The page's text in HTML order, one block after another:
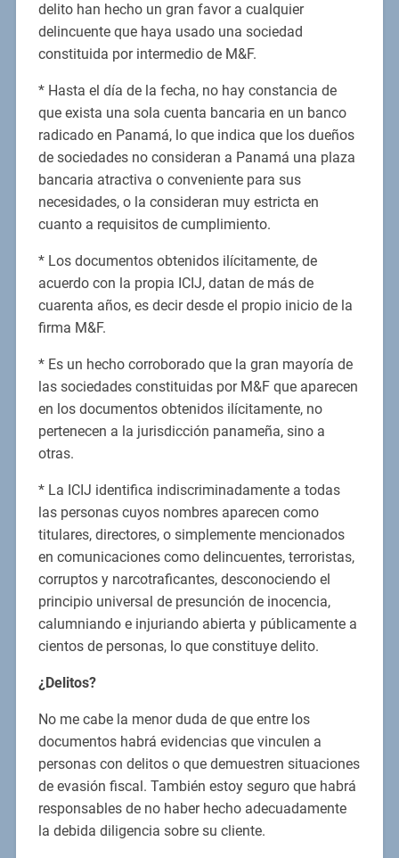
delito han hecho un gran favor a cualquier
delincuente que haya usado una sociedad
constituida por intermedio de M&F.
* Hasta el día de la fecha, no hay constancia de
que exista una sola cuenta bancaria en un banco
radicado en Panamá, lo que indica que los dueños
de sociedades no consideran a Panamá una plaza
bancaria atractiva o conveniente para sus
necesidades, o la consideran muy estricta en
cuanto a requisitos de cumplimiento.
* Los documentos obtenidos ilícitamente, de
acuerdo con la propia ICIJ, datan de más de
cuarenta años, es decir desde el propio inicio de la
firma M&F.
* Es un hecho corroborado que la gran mayoría de
las sociedades constituidas por M&F que aparecen
en los documentos obtenidos ilícitamente, no
pertenecen a la jurisdicción panameña, sino a
otras.
* La ICIJ identifica indiscriminadamente a todas
las personas cuyos nombres aparecen como
titulares, directores, o simplemente mencionados
en comunicaciones como delincuentes, terroristas,
corruptos y narcotraficantes, desconociendo el
principio universal de presunción de inocencia,
calumniando e injuriando abierta y públicamente a
cientos de personas, lo que constituye delito.
¿Delitos?
No me cabe la menor duda de que entre los
documentos habrá evidencias que vinculen a
personas con delitos o que demuestren situaciones
de evasión fiscal. También estoy seguro que habrá
responsables de no haber hecho adecuadamente
la debida diligencia sobre su cliente.